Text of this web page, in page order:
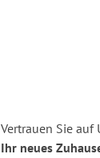
Vertrauen Sie auf
Ihr neues